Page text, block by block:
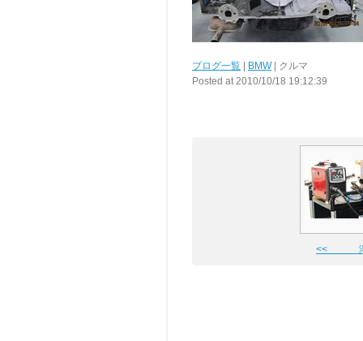
ブログ一覧 BMW| クルマ
Posted at 2010/10/18 19:12:39
<< 溶